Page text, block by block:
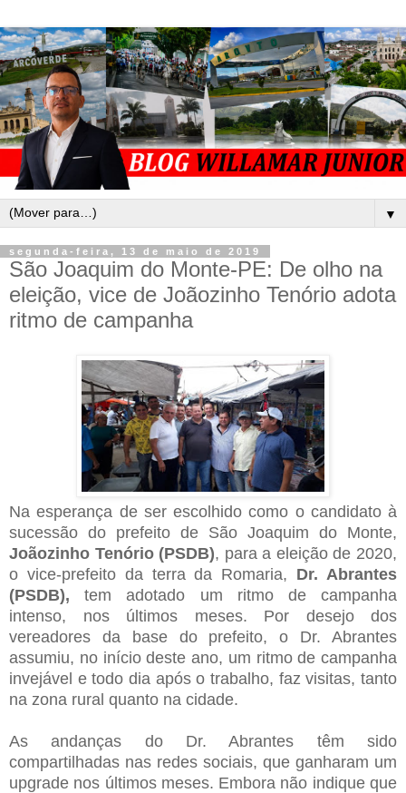
▼
segunda-feira, 13 de maio de 2019
São Joaquim do Monte-PE: De olho na
eleição, vice de Joãozinho Tenório adota
ritmo de campanha
Na esperança de ser escolhido como o candidato à
sucessão do prefeito de São Joaquim do Monte,
Joãozinho Tenório (PSDB), para a eleição de 2020,
o vice-prefeito da terra da Romaria, Dr. Abrantes
(PSDB),tem adotado um ritmo de campanha
intenso, nos últimos meses. Por desejo dos
vereadores da base do prefeito, o Dr. Abrantes
assumiu, no início deste ano, um ritmo de campanha
invejável e todo dia após o trabalho, faz visitas, tanto
na zona rural quanto na cidade.
As andanças do Dr. Abrantes têm sido
compartilhadas nas redes sociais, que ganharam um
upgrade nos últimos meses. Embora não indique que